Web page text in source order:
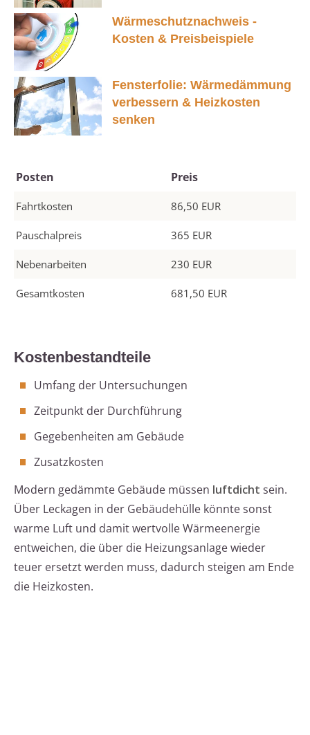
Wärmeschutznachweis -
Kosten & Preisbeispiele
Fensterfolie: Wärmedämmung
verbessern & Heizkosten
senken
Posten Preis
Fahrtkosten 86,50 EUR
Pauschalpreis 365 EUR
Nebenarbeiten 230 EUR
Gesamtkosten 681,50 EUR
Kostenbestandteile
Umfang der Untersuchungen
Zeitpunkt der Durchführung
Gegebenheiten am Gebäude
Zusatzkosten
Modern gedämmte Gebäude müssen luftdicht sein.
Über Leckagen in der Gebäudehülle könnte sonst
warme Luft und damit wertvolle Wärmeenergie
entweichen, die über die Heizungsanlage wieder
teuer ersetzt werden muss, dadurch steigen am Ende
die Heizkosten.